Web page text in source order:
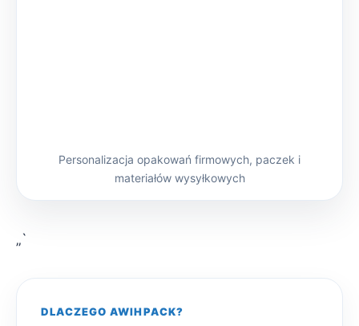
Personalizacja opakowań firmowych, paczek i
materiałów wysyłkowych
„`
DLACZEGO AWIHPACK?